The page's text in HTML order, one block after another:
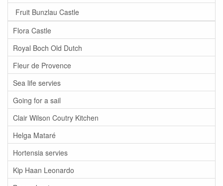
Fruit Bunzlau Castle
Flora Castle
Royal Boch Old Dutch
Fleur de Provence
Sea life servies
Going for a sail
Clair Wilson Coutry Kitchen
Helga Mataré
Hortensia servies
Kip Haan Leonardo